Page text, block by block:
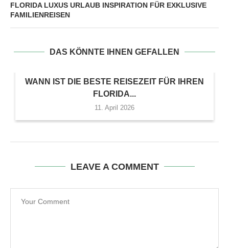
FLORIDA LUXUS URLAUB INSPIRATION FÜR EXKLUSIVE
FAMILIENREISEN
DAS KÖNNTE IHNEN GEFALLEN
WANN IST DIE BESTE REISEZEIT FÜR IHREN
FLORIDA...
11. April 2026
LEAVE A COMMENT